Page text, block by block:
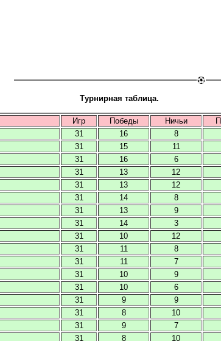
Турнирная таблица.
Игр Победы Ничьи
31 16 8
31 15 11
31 16 6
31 13 12
31 13 12
31 14 8
31 13 9
31 14 3
31 10 12
31 11 8
31 11 7
31 10 9
31 10 6
31 9 9
31 8 10
31 9 7
31 8 10